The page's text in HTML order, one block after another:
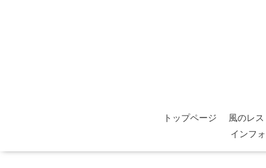
トップページ
風のレ
インフ